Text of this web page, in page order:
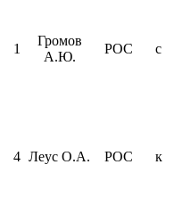
1
Громов
А.Ю.
РОС с
4 Леус О.А. РОС к